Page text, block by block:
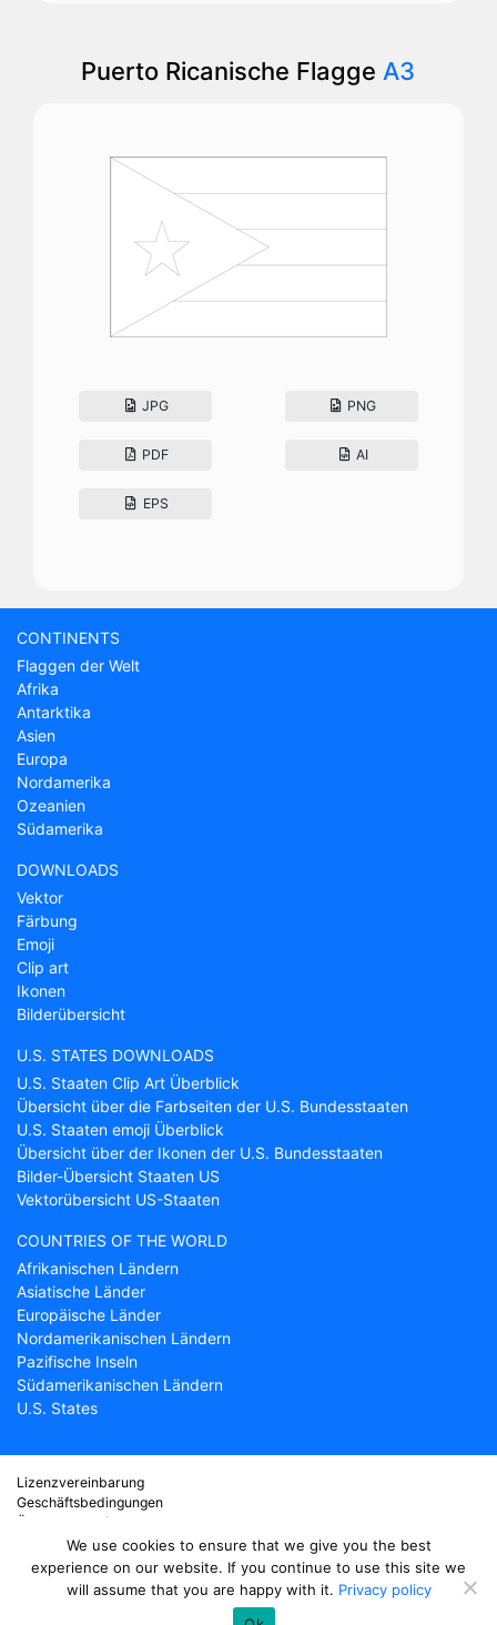
Puerto Ricanische Flagge A3
JPG PNG
PDF AI
EPS
CONTINENTS
Flaggen der Welt
Afrika
Antarktika
Asien
Europa
Nordamerika
Ozeanien
Südamerika
DOWNLOADS
Vektor
Färbung
Emoji
Clip art
Ikonen
Bilderübersicht
U.S. STATES DOWNLOADS
U.S. Staaten Clip Art Überblick
Übersicht über die Farbseiten der U.S. Bundesstaaten
U.S. Staaten emoji Überblick
Übersicht über der Ikonen der U.S. Bundesstaaten
Bilder-Übersicht Staaten US
Vektorübersicht US-Staaten
COUNTRIES OF THE WORLD
Afrikanischen Ländern
Asiatische Länder
Europäische Länder
Nordamerikanischen Ländern
Pazifische Inseln
Südamerikanischen Ländern
U.S. States
Lizenzvereinbarung
Geschäftsbedingungen
Über Countryflags.com
Haftungsausschluss
Datenschutzerklärung
Country flags
We use cookies to ensure that we give you the best
experience on our website. If you continue to use this site we
will assume that you are happy with it. Privacy policy